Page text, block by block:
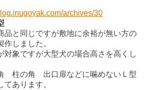
archives/30
品と同じですが敷地に余裕が無い方の
しました。
対象ですが大型犬の場合高さを高くし
柱の角 出口扉などに噛めないＬ型
あります。